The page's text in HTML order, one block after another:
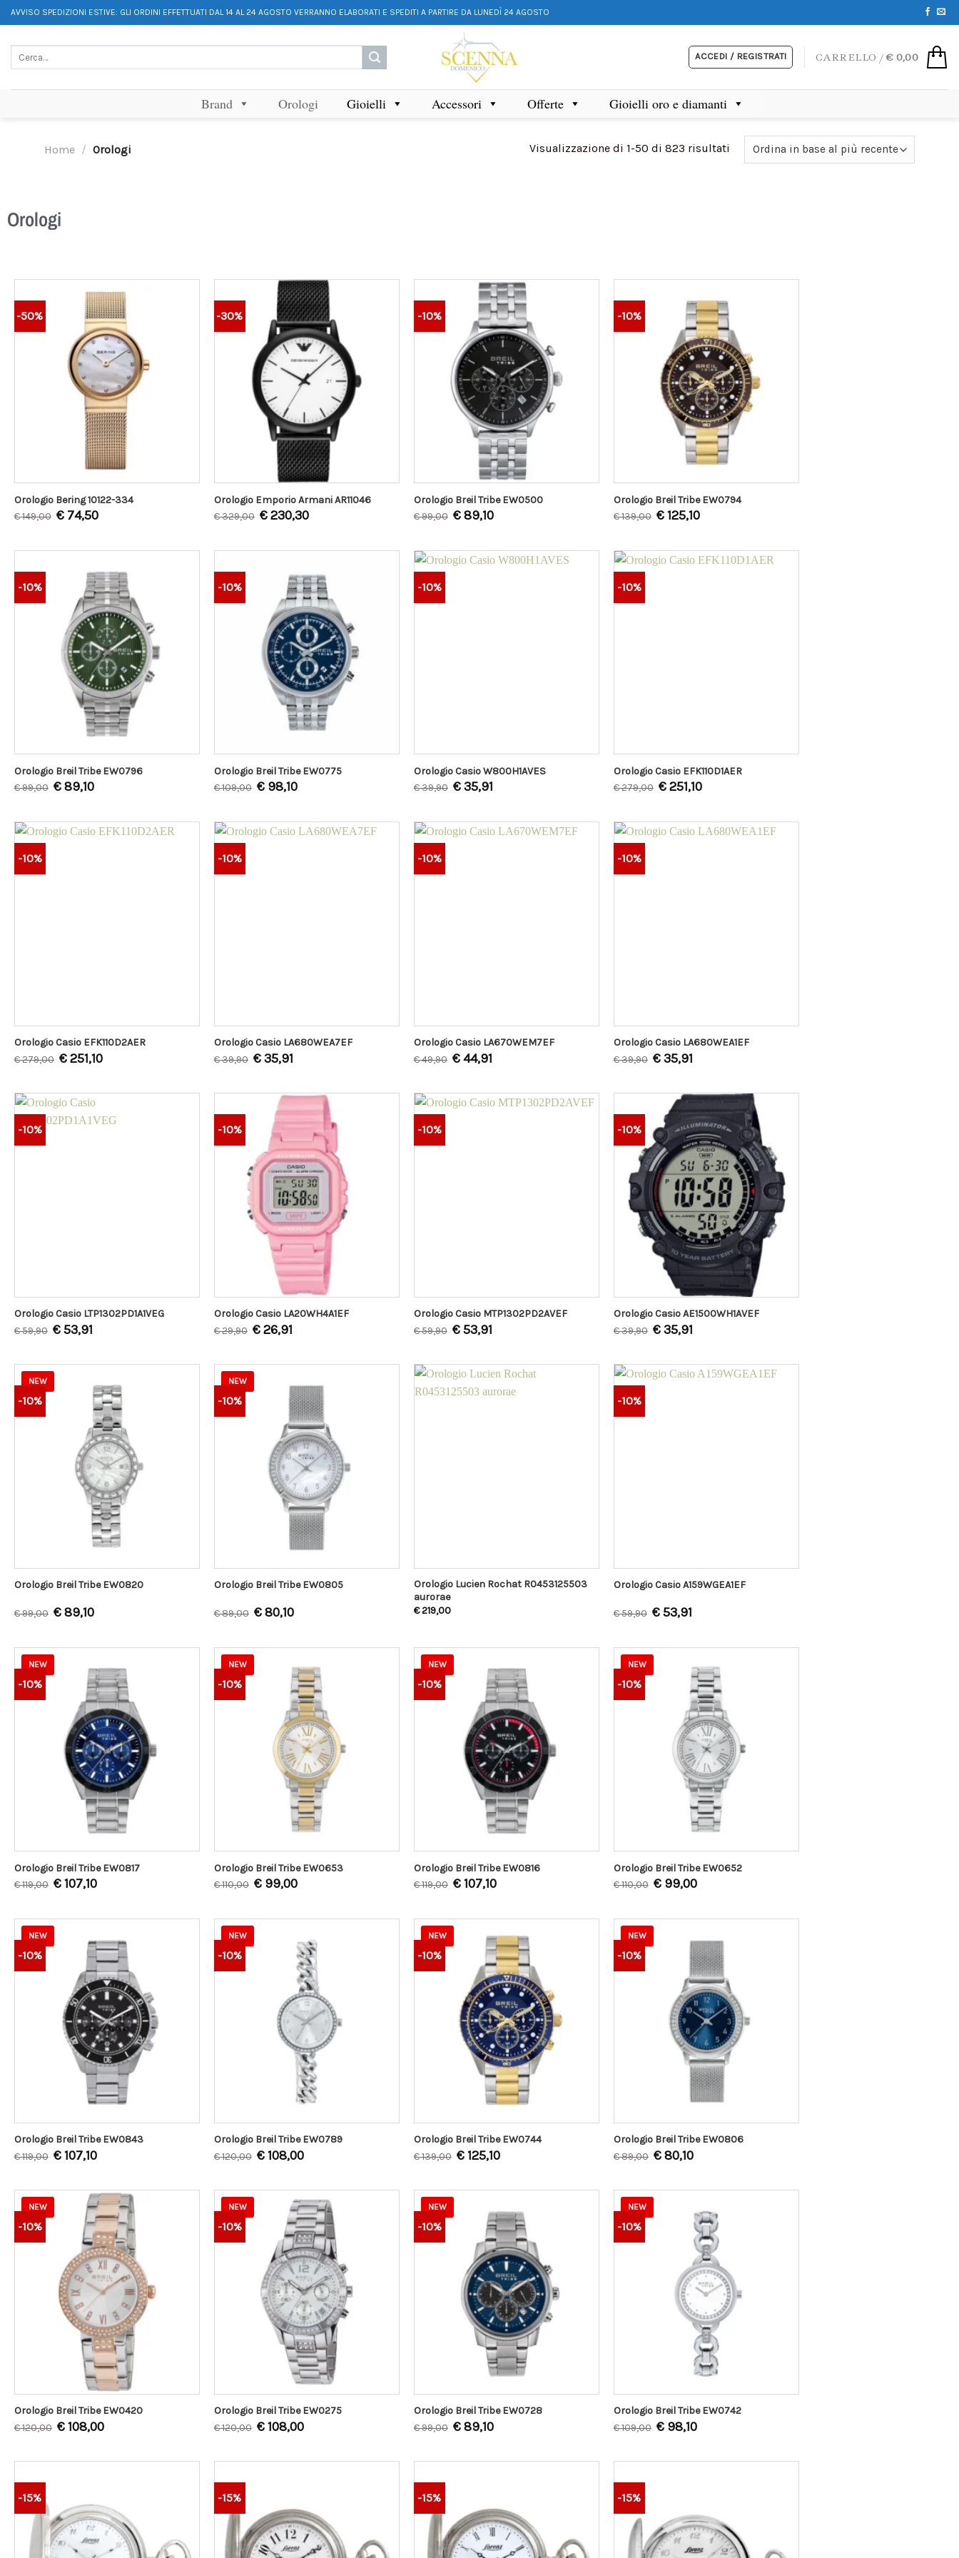
AVVISO SPEDIZIONI ESTIVE: GLI ORDINI EFFETTUATI DAL 14 AL 24 AGOSTO VERRANNO ELABORATI E SPEDITI A PARTIRE DA LUNEDÌ 24 AGOSTO
ACCEDI / REGISTRATI CARRELLO /€ 0,00
Brand Orologi Gioielli Accessori Offerte Gioielli oro e diamanti
Home / Orologi Visualizzazione di 1-50 di 823 risultati
Orologi
-50%
Orologio Bering 10122-334
€149,00 € 74,50
-30%
Orologio Emporio Armani AR11046
€329,00 €230,30
-10%
Orologio Breil Tribe EW0500
€99,00 €89,10
-10%
Orologio Breil Tribe EW0794
€139,00 €125,10
-10%
Orologio Breil Tribe EW0796
€99,00 €89,10
-10%
Orologio Breil Tribe EW0775
€109,00 € 98,10
-10%
Orologio Casio W800H1AVES
€39,90 €35,91
-10%
Orologio Casio EFK110D1AER
€279,00 €251,10
-10%
Orologio Casio EFK110D2AER
€279,00 €251,10
-10%
Orologio Casio LA680WEA7EF
€39,90 €35,91
-10%
Orologio Casio LA670WEM7EF
€49,90 €44,91
-10%
Orologio Casio LA680WEA1EF
€39,90 €35,91
-10%
Orologio Casio LTP1302PD1A1VEG
€59,90 €53,91
-10%
Orologio Casio LA20WH4A1EF
€29,90 €26,91
-10%
Orologio Casio MTP1302PD2AVEF
€59,90 €53,91
-10%
Orologio Casio AE1500WH1AVEF
€39,90 €35,91
-10%
NEW
Orologio Breil Tribe EW0820
€99,00 €89,10
-10%
NEW
Orologio Breil Tribe EW0805
€89,00 €80,10
Orologio Lucien Rochat R0453125503
aurorae
€219,00
-10%
Orologio Casio A159WGEA1EF
€59,90 €53,91
-10%
NEW
Orologio Breil Tribe EW0817
€119,00 €107,10
-10%
NEW
Orologio Breil Tribe EW0653
€110,00 € 99,00
-10%
NEW
Orologio Breil Tribe EW0816
€119,00 €107,10
-10%
NEW
Orologio Breil Tribe EW0652
€110,00 € 99,00
-10%
NEW
Orologio Breil Tribe EW0843
€119,00 €107,10
-10%
NEW
Orologio Breil Tribe EW0789
€120,00 €108,00
-10%
NEW
Orologio Breil Tribe EW0744
€139,00 €125,10
-10%
NEW
Orologio Breil Tribe EW0806
€89,00 €80,10
-10%
NEW
Orologio Breil Tribe EW0420
€120,00 €108,00
-10%
NEW
Orologio Breil Tribe EW0275
€120,00 €108,00
-10%
NEW
Orologio Breil Tribe EW0728
€99,00 €89,10
-10%
NEW
Orologio Breil Tribe EW0742
€109,00 € 98,10
-15% -15% -15% -15%